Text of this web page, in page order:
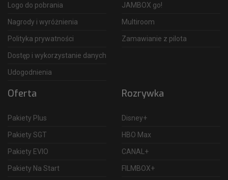
Logo do pobrania
Nagrody i wyróżnienia
Polityka prywatności
Dostęp i wykorzystanie danych
Udogodnienia
JAMBOX go!
Multiroom
Zamawianie z pilota
Oferta
Pakiety Plus
Pakiety SGT
Pakiety EVIO
Pakiety Na Start
Rozrywka
Disney+
HBO Max
CANAL+
FILMBOX+